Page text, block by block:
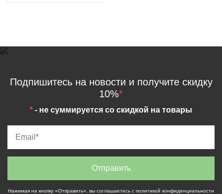
Подпишитесь на новости и получите скидку
10%*
* - не суммируется со скидкой на товары
Нажимая на кнопку «Отправить», вы соглашаетесь с политикой конфиденциальности